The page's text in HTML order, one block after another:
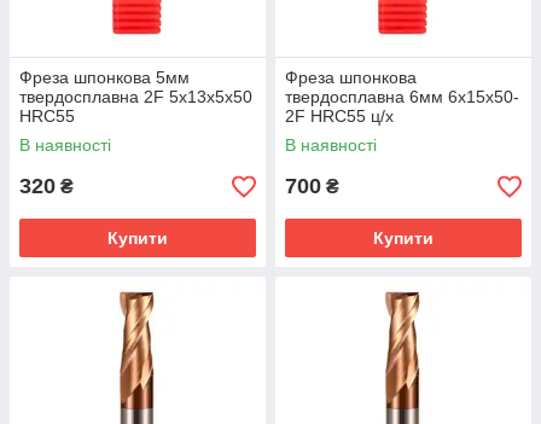
Фреза шпонкова 5мм
твердосплавна 2F 5х13х5х50
HRC55
В наявності
320 ₴
Купити
Фреза шпонкова
твердосплавна 6мм 6х15х50-
2F HRC55 ц/х
В наявності
700 ₴
Купити